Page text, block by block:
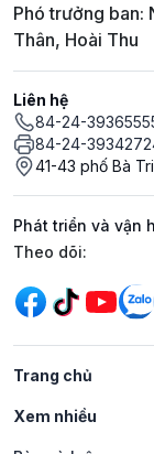
Phó trưởng ban:
Thân, Hoài Thu
Liên hệ
84-24-
84-24-
41-43 phố Bà
Phát triển và vận
Mạng xã
Theo dõi:
Trang chủ
Xem nhiều